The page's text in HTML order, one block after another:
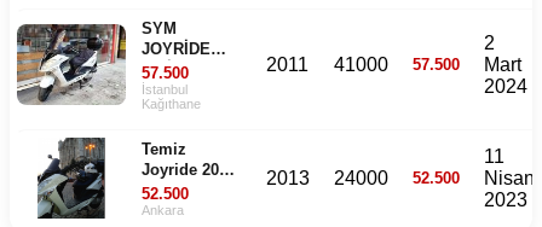
SYM
JOYRİDE
200İ
SORUNSUZ
ACİL
57.500
İstanbul
Kağıthane
2011 41000 57.500
2
Mart
2024
Temiz
Joyride 200i
evo
52.500
Ankara
2013 24000 52.500
11
Nisan
2023